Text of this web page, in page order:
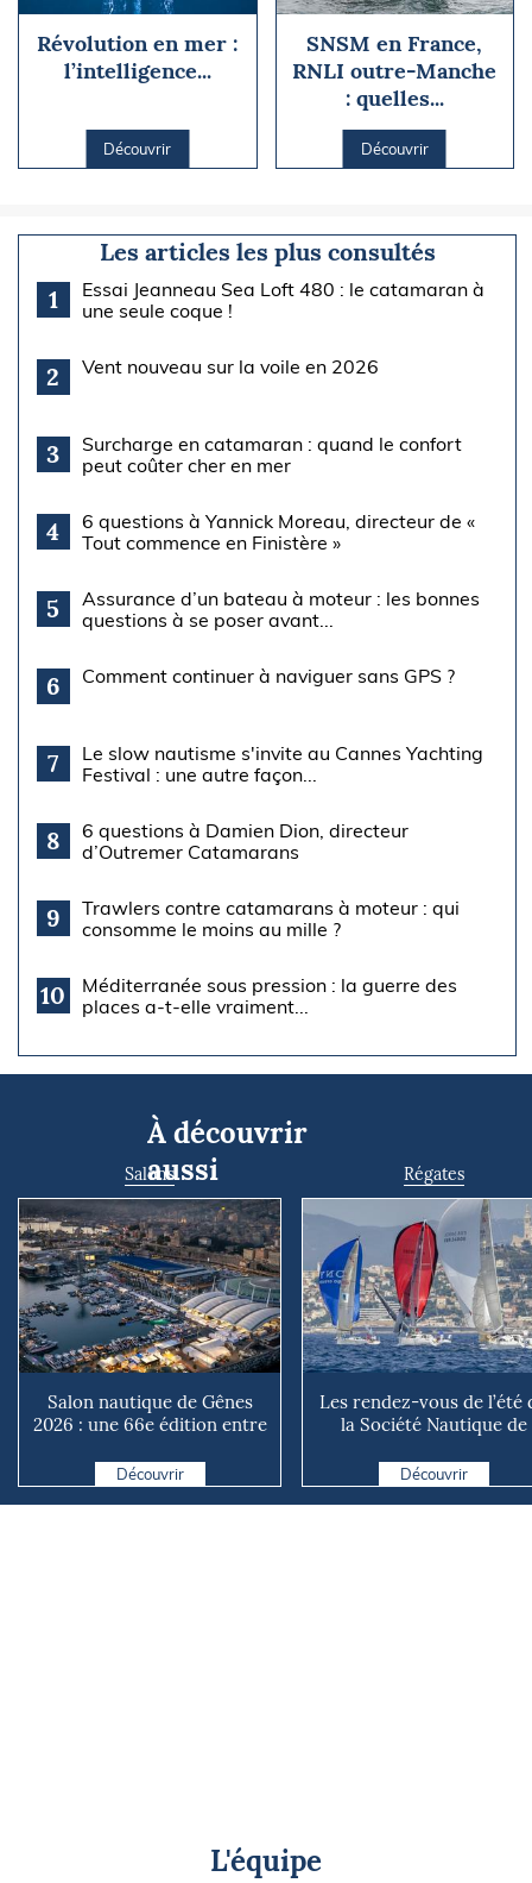
Révolution en mer :
l’intelligence...
Découvrir
SNSM en France,
RNLI outre-Manche
: quelles...
Découvrir
Les articles les plus consultés
1
Essai Jeanneau Sea Loft 480 : le catamaran à
une seule coque !
2 Vent nouveau sur la voile en 2026
3
Surcharge en catamaran : quand le confort
peut coûter cher en mer
4
6 questions à Yannick Moreau, directeur de «
Tout commence en Finistère »
5
Assurance d’un bateau à moteur : les bonnes
questions à se poser avant...
6 Comment continuer à naviguer sans GPS ?
7
Le slow nautisme s'invite au Cannes Yachting
Festival : une autre façon...
8
6 questions à Damien Dion, directeur
d’Outremer Catamarans
9
Trawlers contre catamarans à moteur : qui
consomme le moins au mille ?
10
Méditerranée sous pression : la guerre des
places a-t-elle vraiment...
À découvrir
aussi
Salons
Salon nautique de Gênes
2026 : une 66e édition entre
Découvrir
Régates
Les rendez-vous de l’été
la Société Nautique de
Découvrir
L'équipe